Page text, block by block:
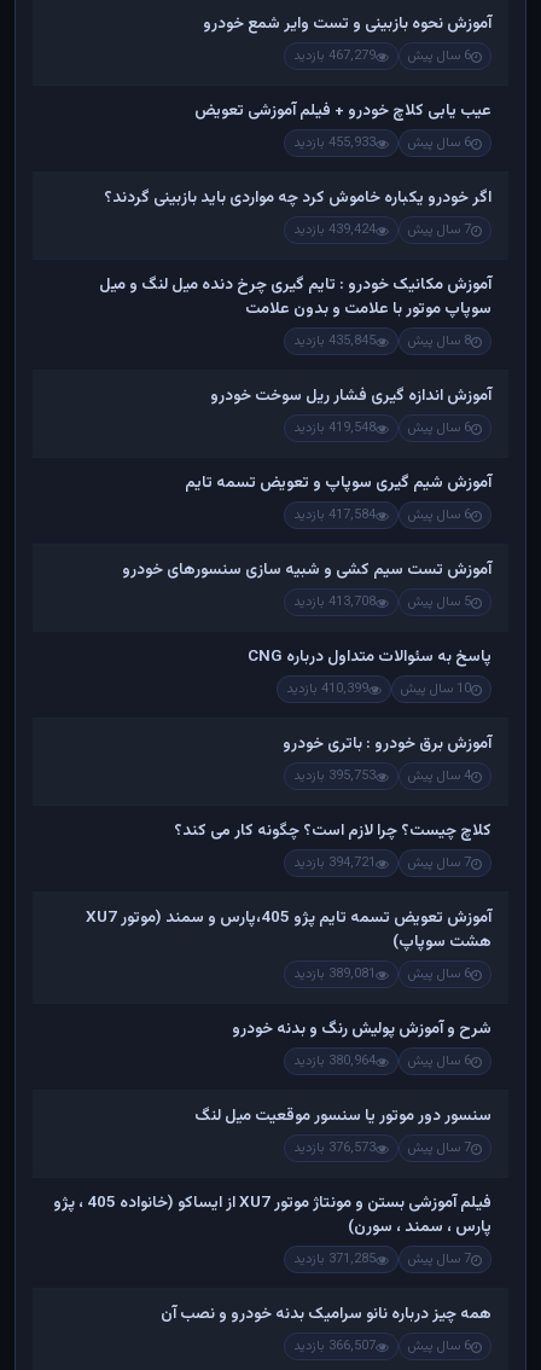
آموزش نحوه بازبینی و تست وایر شمع خودرو
6 سال پیش 467,279 بازدید
عیب یابی کلاچ خودرو + فیلم آموزشی تعویض
6 سال پیش 455,933 بازدید
اگر خودرو یکباره خاموش کرد چه مواردی باید بازبینی گردند؟
7 سال پیش 439,424 بازدید
آموزش مکانیک خودرو : تایم گیری چرخ دنده میل لنگ و میل
سوپاپ موتور با علامت و بدون علامت
8 سال پیش 435,845 بازدید
آموزش اندازه گیری فشار ریل سوخت خودرو
6 سال پیش 419,548 بازدید
آموزش شیم گیری سوپاپ و تعویض تسمه تایم
6 سال پیش 417,584 بازدید
آموزش تست سیم کشی و شبیه سازی سنسورهای خودرو
5 سال پیش 413,708 بازدید
پاسخ به سئوالات متداول درباره CNG
10 سال پیش 410,399 بازدید
آموزش برق خودرو : باتری خودرو
4 سال پیش 395,753 بازدید
کلاچ چیست؟ چرا لازم است؟ چگونه کار می کند؟
7 سال پیش 394,721 بازدید
آموزش تعویض تسمه تایم پژو 405،پارس و سمند (موتور XU7
هشت سوپاپ)
6 سال پیش 389,081 بازدید
شرح و آموزش پولیش رنگ و بدنه خودرو
6 سال پیش 380,964 بازدید
سنسور دور موتور یا سنسور موقعیت میل لنگ
7 سال پیش 376,573 بازدید
فیلم آموزشی بستن و مونتاژ موتور XU7 از ایساکو (خانواده 405 ، پژو
پارس ، سمند ، سورن)
7 سال پیش 371,285 بازدید
همه چیز درباره نانو سرامیک بدنه خودرو و نصب آن
6 سال پیش 366,507 بازدید